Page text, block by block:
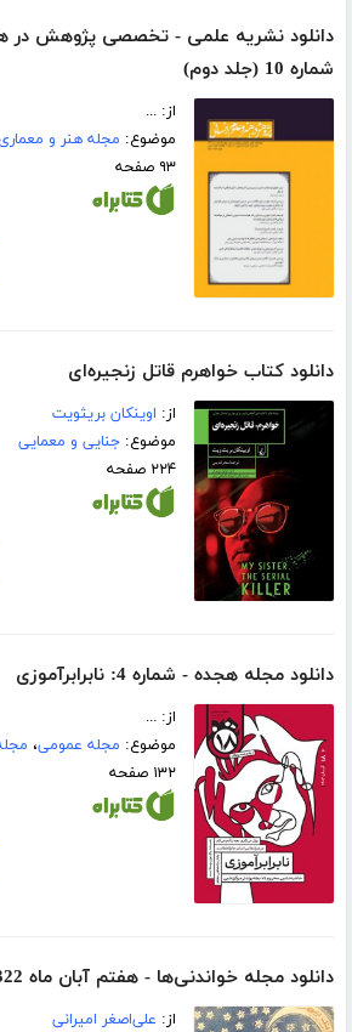
دانلود نشریه علمی - تخصصی پژوهش در
شماره 10 (جلد دوم)
از: ...
موضوع: مجله هنر و معماری
۹۳ صفحه
دانلود کتاب خواهرم قاتل زنجیره‌ای
از: اوینکان بریثویت
موضوع:جنایی و معمایی
۲۲۴ صفحه
دانلود مجله هجده - شماره 4: نابرابرآموزی
از: ...
موضوع: مجله عمومی،
۱۳۲ صفحه
دانلود مجله خواندنی‌ها - هفتم آبان ماه 1322
از: علی‌اصغر امیرانی